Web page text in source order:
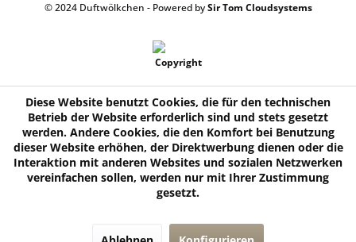
© 2024 Duftwölkchen - Powered bySir Tom Cloudsystems
Diese Website benutzt Cookies, die für den technischen
Betrieb der Website erforderlich sind und stets gesetzt
werden. Andere Cookies, die den Komfort bei Benutzung
dieser Website erhöhen, der Direktwerbung dienen oder die
Interaktion mit anderen Websites und sozialen Netzwerken
vereinfachen sollen, werden nur mit Ihrer Zustimmung
gesetzt.